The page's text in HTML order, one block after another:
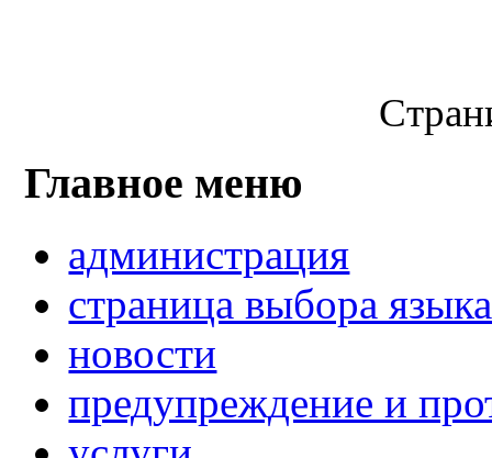
Главное меню
администрация
страница выбора языка
новости
предупреждение и